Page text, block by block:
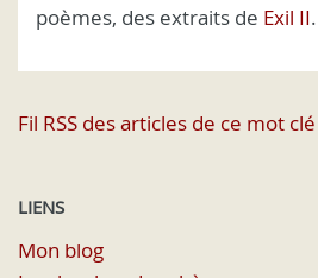
poèmes, des extraits de Exil II.
Fil RSS des articles de ce mot clé
LIENS
Mon blog